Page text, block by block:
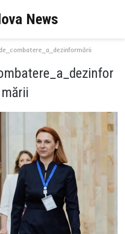
News
mării